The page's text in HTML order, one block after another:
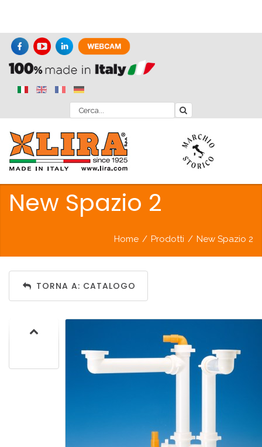
New Spazio 2
Home / Prodotti / New Spazio 2
TORNA A: CATALOGO